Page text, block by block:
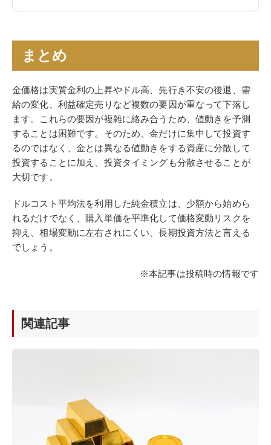
まとめ
金価格は実質金利の上昇やドル高、先行き不安の後退、需
給の変化、利益確定売りなど複数の要因が重なって下落し
ます。これらの要因が複雑に絡み合うため、値動きを予測
することは困難です。そのため、金だけに集中して投資す
るのではなく、金とは異なる値動きをする資産に分散して
投資することに加え、投資タイミングも分散させることが
大切です。
ドルコスト平均法を利用した純金積立は、少額から始めら
れるだけでなく、購入単価を平準化して価格変動リスクを
抑え、相場変動に左右されにくい、長期投資方法と言える
でしょう。
※本記事は投稿時の情報です
関連記事